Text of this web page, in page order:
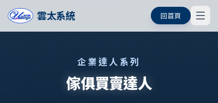
雲太系統 回首頁
企業達人系列
傢俱買賣達人